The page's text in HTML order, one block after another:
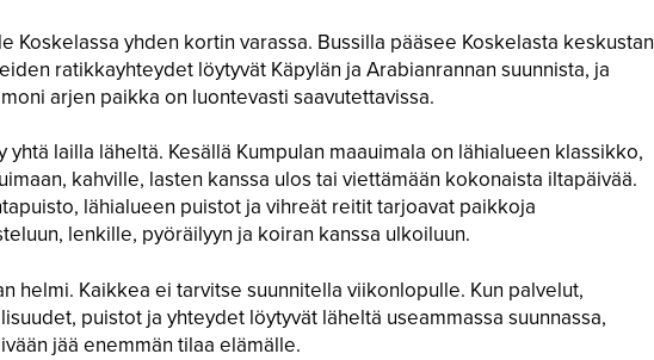
Koskelassa yhden kortin varassa. Bussilla pääsee Koskelasta keskustan
ratikkayhteydet löytyvät Käpylän ja Arabianrannan suunnista, ja
arjen paikka on luontevasti saavutettavissa.
yhtä lailla läheltä. Kesällä Kumpulan maauimala on lähialueen klassikko,
kahville, lasten kanssa ulos tai viettämään kokonaista iltapäivää.
lähialueen puistot ja vihreät reitit tarjoavat paikkoja
lenkille, pyöräilyyn ja koiran kanssa ulkoiluun.
helmi. Kaikkea ei tarvitse suunnitella viikonlopulle. Kun palvelut,
puistot ja yhteydet löytyvät läheltä useammassa suunnassa,
jää enemmän tilaa elämälle.